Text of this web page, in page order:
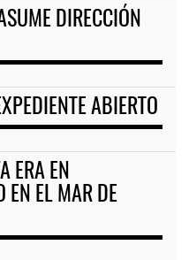
DIRECCIÓN
ABIERTO
ERA EN
EN EL MAR DE